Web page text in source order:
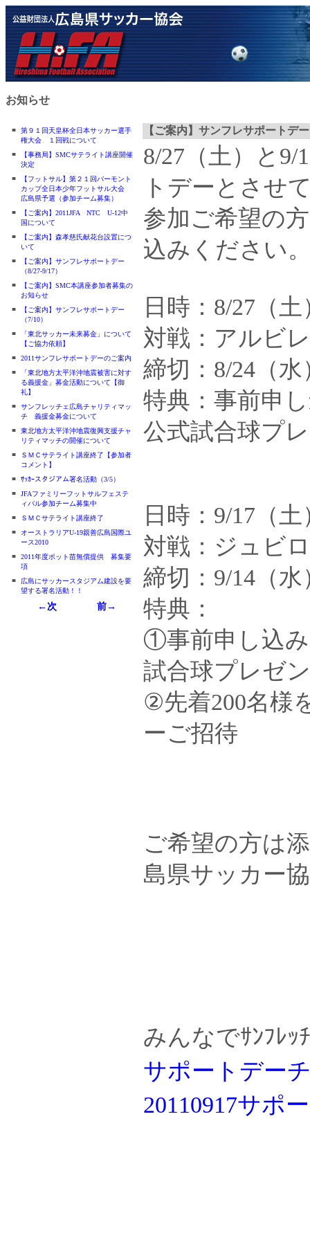
お知らせ
■
第９１回天皇杯全日本サッカー選手
権大会 １回戦について
■
【事務局】SMCサテライト講座開催
決定
■
【フットサル】第２１回バーモント
カップ全日本少年フットサル大会
広島県予選（参加チーム募集）
■
【ご案内】2011JFA NTC U-12中
国について
■
【ご案内】森孝慈氏献花台設置につ
いて
■
【ご案内】サンフレサポートデー
（8/27-9/17）
■
【ご案内】SMC本講座参加者募集の
お知らせ
■
【ご案内】サンフレサポートデー
（7/10）
■
「東北サッカー未来募金」について
【ご協力依頼】
■
2011サンフレサポートデーのご案内
■
「東北地方太平洋沖地震被害に対す
る義援金」募金活動について【御
礼】
■
サンフレッチェ広島チャリティマッ
チ 義援金募金について
■
東北地方太平洋沖地震復興支援チャ
リティマッチの開催について
■
ＳＭＣサテライト講座終了【参加者
コメント】
■
ｻｯｶｰスタジアム署名活動（3/5）
■
JFAファミリーフットサルフェステ
ィバル参加チーム募集中
■
ＳＭＣサテライト講座終了
■
オーストラリアU-19親善広島国際ユ
ース2010
■
2011年度ポット苗無償提供 募集要
項
■
広島にサッカースタジアム建設を要
望する署名活動！！
←次 前→
【ご案内】サンフレサポートデ
8/27（土）と
トデーとさせ
参加ご希望の
込みください
日時：8/27（土
対戦：アルビ
締切：8/24（水
特典：事前申
公式試合球プ
日時：9/17（
対戦：ジュビ
締切：9/14（水
特典：
①事前申し込
試合球プレゼ
②先着200名様
ーご招待
ご希望の方は
島県サッカー
みんなでｻﾝﾌﾚ
サポートデー
20110917サポ